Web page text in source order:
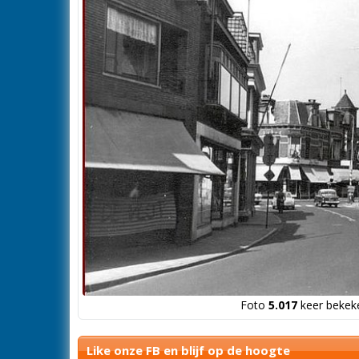
Foto 5.017keer
Like onze FB en blijf op de hoogte